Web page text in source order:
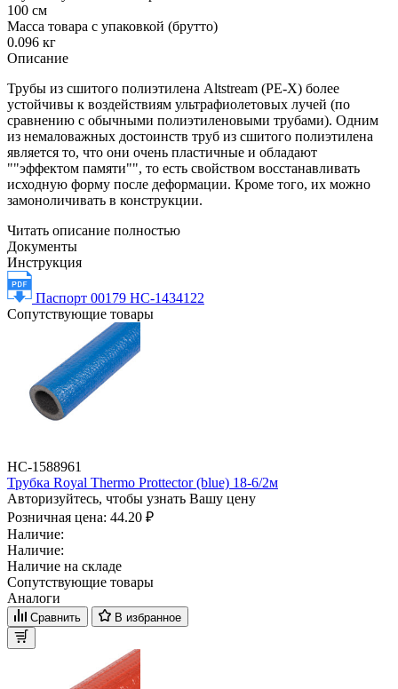
100 см
Масса товара с упаковкой (брутто)
0.096 кг
Описание
Трубы из сшитого полиэтилена Altstream (PE-X) более
устойчивы к воздействиям ультрафиолетовых лучей (по
сравнению с обычными полиэтиленовыми трубами). Одним
из немаловажных достоинств труб из сшитого полиэтилена
является то, что они очень пластичные и обладают
""эффектом памяти"", то есть свойством восстанавливать
исходную форму после деформации. Кроме того, их можно
замоноличивать в конструкции.
Читать описание полностью
Документы
Инструкция
Паспорт 00179 НС-1434122
Сопутствующие товары
НС-1588961
Трубка Royal Thermo Prottector (blue) 18-6/2м
Авторизуйтесь, чтобы узнать Вашу цену
Розничная цена: 44.20 ₽
Наличие:
Наличие:
Наличие на складе
Сопутствующие товары
Аналоги
Сравнить В избранное